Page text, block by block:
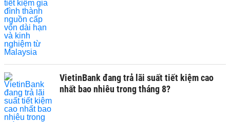
VietinBank đang trả lãi suất tiết kiệm cao
nhất bao nhiêu trong tháng 8?